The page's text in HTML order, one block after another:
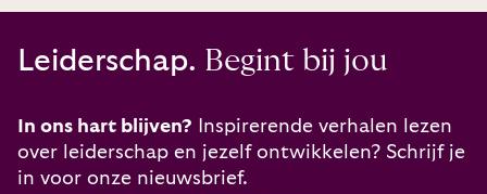
Leiderschap. Begint bij jou
In ons hart blijven? Inspirerende verhalen lezen
over leiderschap en jezelf ontwikkelen? Schrijf je
in voor onze nieuwsbrief.